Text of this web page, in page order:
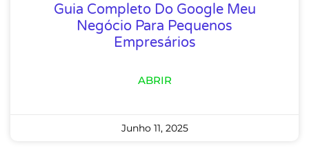
Guia Completo Do Google Meu
Negócio Para Pequenos
Empresários
ABRIR
Junho 11, 2025